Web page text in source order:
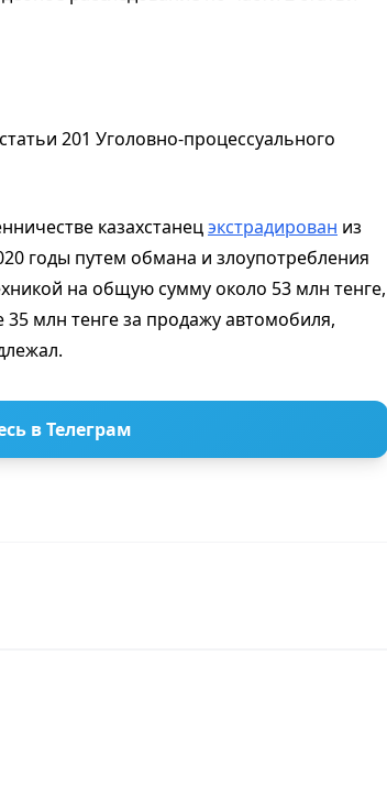
201 Уголовно-процессуального
казахстанецэкстрадирован из
годы путем обмана и злоупотребления
на общую сумму около 53 млн тенге,
млн тенге за продажу автомобиля,
в Телеграм